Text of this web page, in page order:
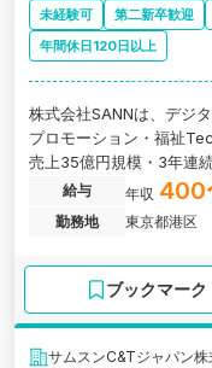
未経験可 第二新卒歓迎
年間休日120日以上
株式会社SANNは、デジ
プロモーション・福祉
売上35億円規模・3年連
備（N-3〜N-2フェーズ
す。 今回募集する経理
算補助、IPO準備、監査
新規事業や会計論点整理
があります。 また、経
ー・フィードバックを受
も特徴です。将来的には
給与 年収 400
勤務地
東京都港区
ブックマーク
サムスンC&Tジャパン株